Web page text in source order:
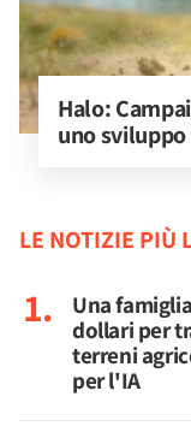
Halo:
uno
LE NOTIZIE PIÙ
Una
dollari per
terreni
per l'IA